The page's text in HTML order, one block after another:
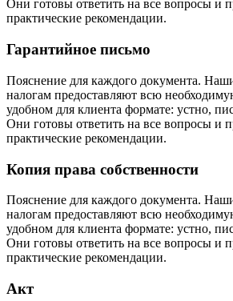
Они готовы ответить на все вопросы и
практические рекомендации.
Гарантийное письмо
Пояснение для каждого документа.
налогам предоставляют всю
удобном для клиента формате: устно,
Они готовы ответить на все вопросы и
практические рекомендации.
Копия права собственности
Пояснение для каждого документа.
налогам предоставляют всю
удобном для клиента формате: устно,
Они готовы ответить на все вопросы и
практические рекомендации.
Акт